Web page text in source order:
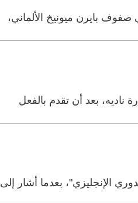
بايرن ميونيخ الألماني،
بعد أن تقدم بالفعل
الإنجليزي"، بعدما أشار إلى